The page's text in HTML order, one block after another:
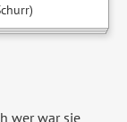
wer war sie